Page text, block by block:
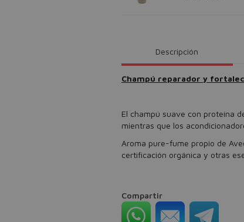
Descripción
Champú reparador y
El champú suave con proteína
mientras que los
Aroma pure-fume propio de
certificación orgánica y otras
Compartir